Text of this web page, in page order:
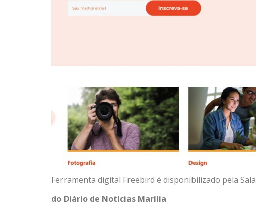
Ferramenta digital Freebird é disponibilizado pela
do Diário de Notícias Marília